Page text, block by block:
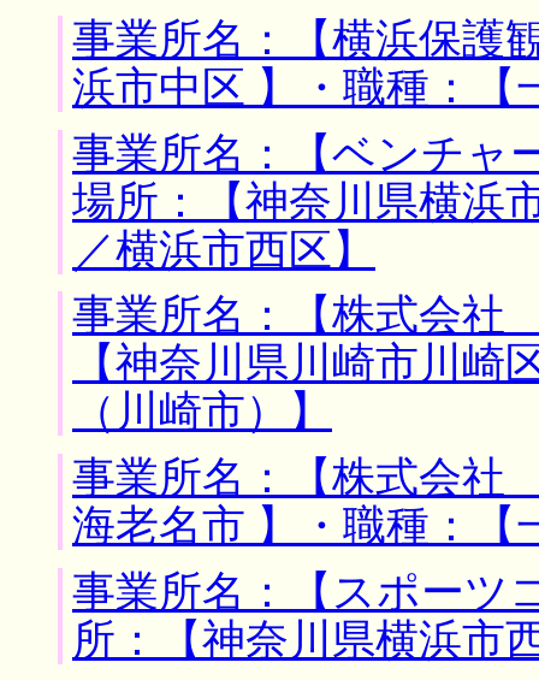
事業所名：【横浜保護
浜市中区 】・職種：【
事業所名：【ベンチャ
場所：【神奈川県横浜
／横浜市西区】
事業所名：【株式会
【神奈川県川崎市川崎
（川崎市）】
事業所名：【株式会
海老名市 】・職種：
事業所名：【スポーツ
所：【神奈川県横浜市